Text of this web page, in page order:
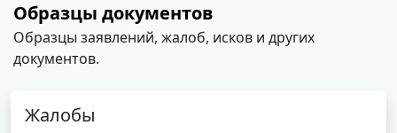
Образцы документов
Образцы заявлений, жалоб, исков и других
документов.
Жалобы